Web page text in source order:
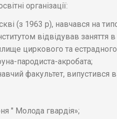
організації:
(з 1963 р), навчався на
відвідував
циркового та
пародиста-акробата;
факультет, випустився
" Молода гвардія»;